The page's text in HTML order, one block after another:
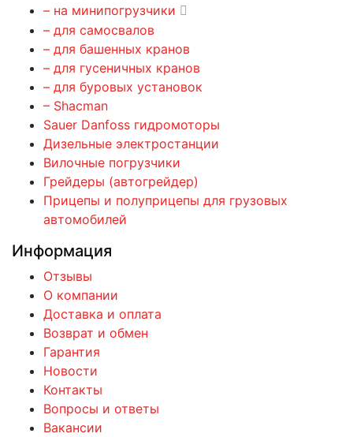
– на минипогрузчики
– для самосвалов
– для башенных кранов
– для гусеничных кранов
– для буровых установок
– Shacman
Sauer Danfoss гидромоторы
Дизельные электростанции
Вилочные погрузчики
Грейдеры (автогрейдер)
Прицепы и полуприцепы для грузовых
автомобилей
Информация
Отзывы
О компании
Доставка и оплата
Возврат и обмен
Гарантия
Новости
Контакты
Вопросы и ответы
Вакансии